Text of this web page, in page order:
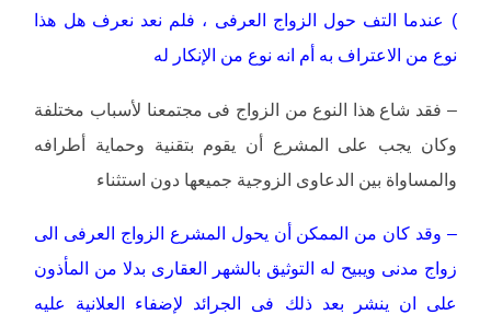
) عندما التف حول الزواج العرفى ، فلم نعد نعرف هل هذا
نوع من الاعتراف به أم انه نوع من الإنكار له
– فقد شاع هذا النوع من الزواج فى مجتمعنا لأسباب مختلفة
وكان يجب على المشرع أن يقوم بتقنية وحماية أطرافه
والمساواة بين الدعاوى الزوجية جميعها دون استثناء
– وقد كان من الممكن أن يحول المشرع الزواج العرفى الى
زواج مدنى ويبيح له التوثيق بالشهر العقارى بدلا من المأذون
على ان ينشر بعد ذلك فى الجرائد لإضفاء العلانية عليه